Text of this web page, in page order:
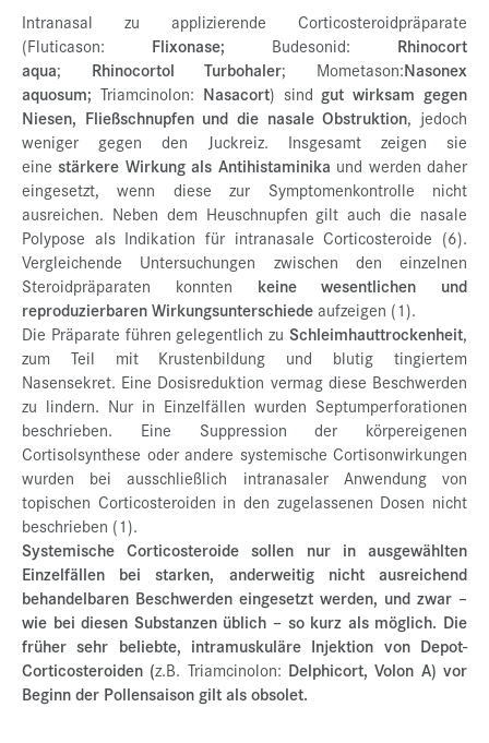
Intranasal zu applizierende Corticosteroidpräparate
(Fluticason: Flixonase; Budesonid: Rhinocort
aqua; Rhinocortol Turbohaler; Mometason:Nasonex
aquosum; Triamcinolon: Nasacort) sind gut wirksam gegen
Niesen, Fließschnupfen und die nasale Obstruktion, jedoch
weniger gegen den Juckreiz. Insgesamt zeigen sie
einestärkere Wirkung als Antihistaminika und werden daher
eingesetzt, wenn diese zur Symptomenkontrolle nicht
ausreichen. Neben dem Heuschnupfen gilt auch die nasale
Polypose als Indikation für intranasale Corticosteroide (6).
Vergleichende Untersuchungen zwischen den einzelnen
Steroidpräparaten konnten keine wesentlichen und
reproduzierbaren Wirkungsunterschiedeaufzeigen (1).
Die Präparate führen gelegentlich zu Schleimhauttrockenheit,
zum Teil mit Krustenbildung und blutig tingiertem
Nasensekret. Eine Dosisreduktion vermag diese Beschwerden
zu lindern. Nur in Einzelfällen wurden Septumperforationen
beschrieben. Eine Suppression der körpereigenen
Cortisolsynthese oder andere systemische Cortisonwirkungen
wurden bei ausschließlich intranasaler Anwendung von
topischen Corticosteroiden in den zugelassenen Dosen nicht
beschrieben (1).
Systemische Corticosteroide sollen nur in ausgewählten
Einzelfällen bei starken, anderweitig nicht ausreichend
behandelbaren Beschwerden eingesetzt werden, und zwar –
wie bei diesen Substanzen üblich – so kurz als möglich. Die
früher sehr beliebte, intramuskuläre Injektion von Depot-
Corticosteroiden (z.B. Triamcinolon: Delphicort, Volon A) vor
Beginn der Pollensaison gilt als obsolet.